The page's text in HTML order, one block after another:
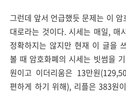
그런데 앞서 언급했듯 문제는 이
대로라는 것이다. 시세는 매일, 매
정확하지는 않지만 현재 이 글을
볼 때 암호화폐의 시세는 빗썸을
원이고 이더리움은 13만원
편하게 하기 위해), 리플은 383원